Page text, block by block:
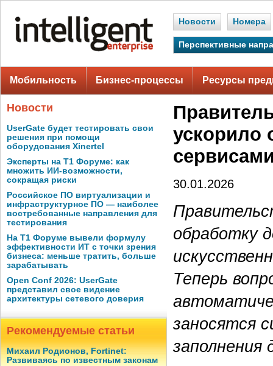
Новости Номера
Перспективные
Мобильность Бизнес-процессы Ресурсы
Новости
UserGate будет тестировать свои
решения при помощи
оборудования Xinertel
Эксперты на Т1 Форуме: как
множить ИИ-возможности,
сокращая риски
Российское ПО виртуализации и
инфраструктурное ПО — наиболее
востребованные направления для
тестирования
На Т1 Форуме вывели формулу
эффективности ИТ с точки зрения
бизнеса: меньше тратить, больше
зарабатывать
Open Conf 2026: UserGate
представил свое видение
архитектуры сетевого доверия
Рекомендуемые статьи
Михаил Родионов, Fortinet:
Развиваясь по известным законам
ускорило
30.01.2026
обработку
Теперь
заносятся
заполнения